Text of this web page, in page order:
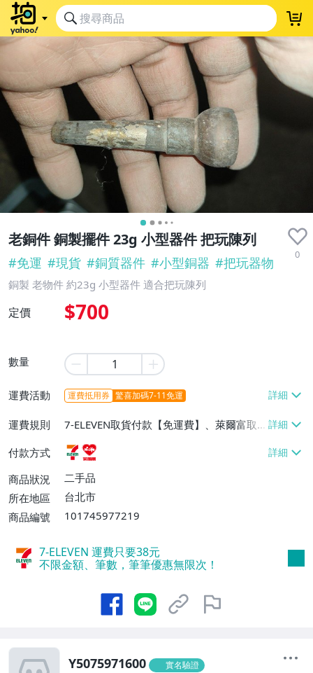
老銅件 銅製擺件 23g 小型器件 把玩陳列
0
#免運 #現貨 #銅質器件 #小型銅器 #把玩器物
銅製 老物件 約23g 小型器件 適合把玩陳列
定價 $700
數量
運費活動 運費抵用券 驚喜加碼7-11免運
運費規則
7-ELEVEN取貨付款【免運費】、萊爾富取
貨付款【免運費】
付款方式
商品狀況
二手品
所在地區
台北市
商品編號
101745977219
7-ELEVEN 運費只要38元
不限金額、筆數，筆筆優惠無限次！
Y5075971600 實名驗證